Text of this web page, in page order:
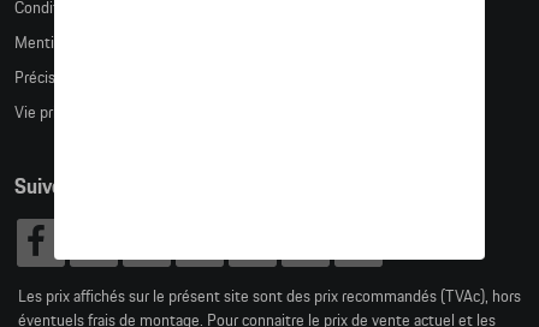
Conditions de vente
Mentions légales
Précision des tailles
Vie privée
Suivez nous
Les prix affichés sur le présent site sont des prix recommandés (TVAc), hors
éventuels frais de montage. Pour connaitre le prix de vente actuel et les